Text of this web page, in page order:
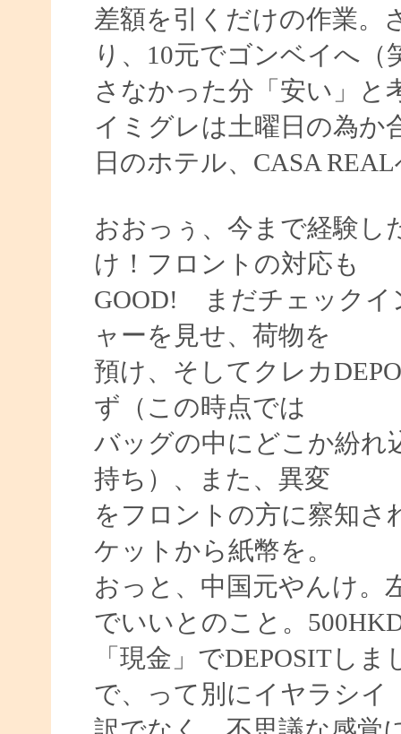
差額を引くだけの作業。
り、10元でゴンベイへ
さなかった分「安い」と
イミグレは土曜日の為か
日のホテル、CASA
おおっぅ、今まで経験し
け！フロントの対応も
GOOD! まだチェックイ
ャーを見せ、荷物を
預け、そしてクレカ
ず（この時点では
バッグの中にどこか紛れ
持ち）、また、異変
をフロントの方に察知さ
ケットから紙幣を。
おっと、中国元やんけ。
でいいとのこと。
「現金」でDEPOSITし
で、って別にイヤラシイ